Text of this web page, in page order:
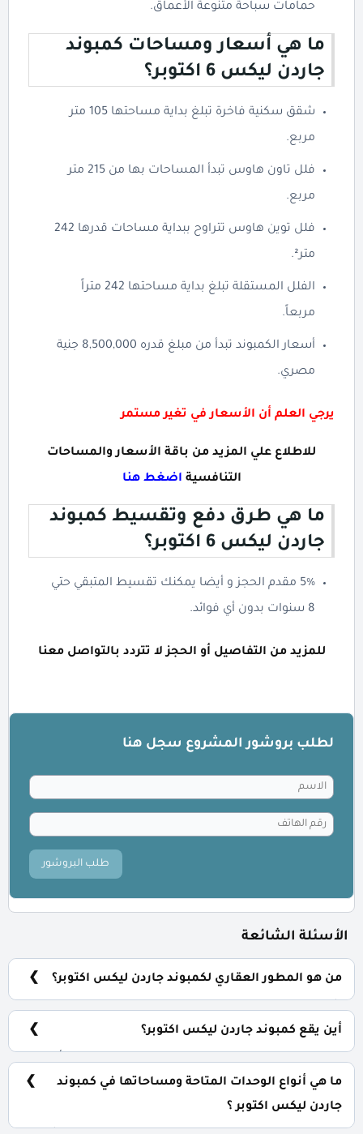
حمامات سباحة متنوعة الأعماق.
ما هي أسعار ومساحات كمبوند
جاردن ليكس 6 اكتوبر؟
شقق سكنية فاخرة تبلغ بداية مساحتها 105 متر
مربع.
فلل تاون هاوس تبدأ المساحات بها من 215 متر
مربع.
فلل توين هاوس تتراوح ببداية مساحات قدرها 242
متر².
الفلل المستقلة تبلغ بداية مساحتها 242 متراً
مربعاً.
أسعار الكمبوند تبدأ من مبلغ قدره 8,500,000 جنية
مصري.
يرجي العلم أن الأسعار في تغير مستمر
للاطلاع علي المزيد من باقة الأسعار والمساحات
التنافسية اضغط هنا
ما هي طرق دفع وتقسيط كمبوند
جاردن ليكس 6 اكتوبر؟
5% مقدم الحجز و أيضا يمكنك تقسيط المتبقي حتي
8 سنوات بدون أي فوائد.
للمزيد من التفاصيل أو الحجز لا تتردد بالتواصل معنا
لطلب بروشور المشروع سجل هنا
طلب البروشور
الأسئلة الشائعة
من هو المطور العقاري لكمبوند جاردن ليكس اكتوبر؟
أين يقع كمبوند جاردن ليكس اكتوبر؟
بالقرب من مول مصر.
ما هي أنواع الوحدات المتاحة ومساحاتها في كمبوند
جاردن ليكس اكتوبر ؟